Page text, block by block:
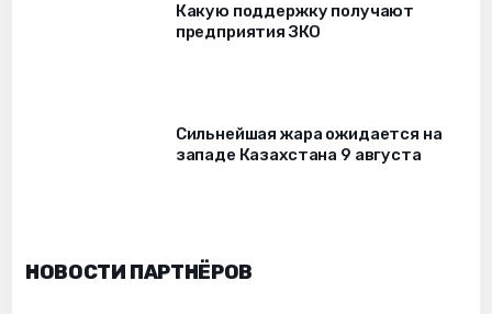
Какую поддержку получают
предприятия ЗКО
Сильнейшая жара ожидается на
западе Казахстана 9 августа
НОВОСТИ ПАРТНЁРОВ